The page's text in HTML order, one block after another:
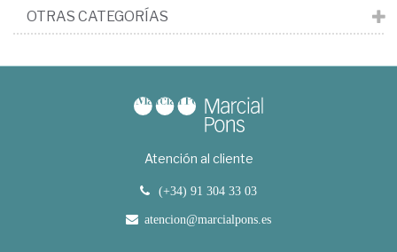
OTRAS CATEGORÍAS
Atención al cliente
(+34) 91 304 33 03
atencion@marcialpons.es